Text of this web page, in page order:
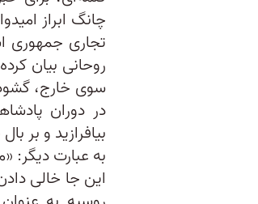
چانگ ابراز
روحانی بیان
سوی خارج،
در دوران
بیافرازید و بر
به عبارت دیگر:
این جا خالی